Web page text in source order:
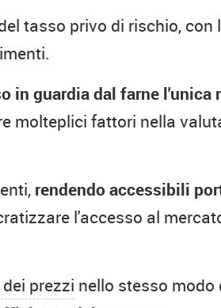
tasso privo di rischio, con
in guardia dal farne l'unica
molteplici fattori nella
rendendo accessibili
l'accesso al
prezzi nello stesso modo